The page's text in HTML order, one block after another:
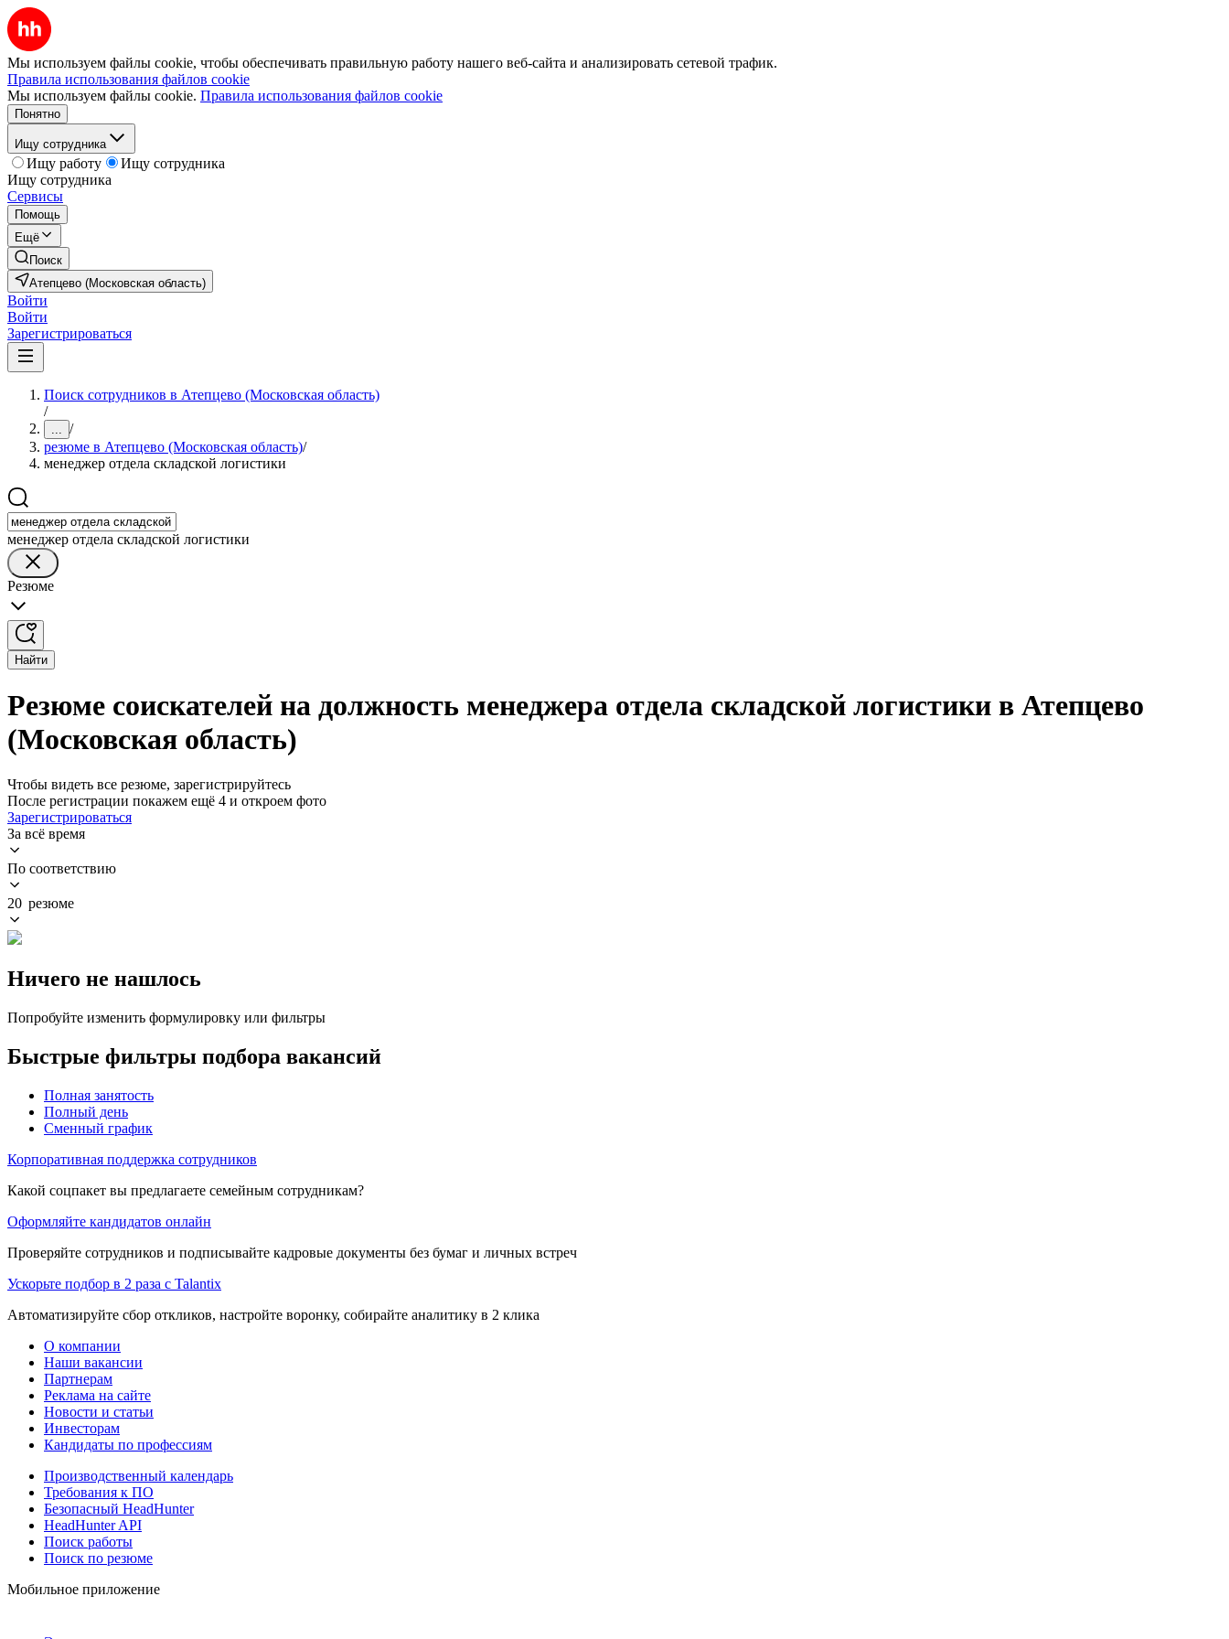
Мы используем файлы cookie, чтобы обеспечивать правильную работу нашего веб-сайта и анализировать сетевой трафик.
Правила использования файлов cookie
Мы используем файлы cookie. Правила использования файлов cookie
Понятно
Ищу сотрудника
Ищу работу
Ищу сотрудника
Ищу сотрудника
Сервисы
Помощь
Ещё
Поиск
Атепцево (Московская область)
Войти
Войти
Зарегистрироваться
Поиск сотрудников в Атепцево (Московская область)
/
... /
резюме в Атепцево (Московская область)/
менеджер отдела складской логистики
менеджер отдела складской логистики
Резюме
Найти
Резюме соискателей на должность менеджера отдела складской логистики в Атепцево
(Московская область)
Чтобы видеть все резюме, зарегистрируйтесь
После регистрации покажем ещё 4 и откроем фото
Зарегистрироваться
За всё время
По соответствию
20 резюме
Ничего не нашлось
Попробуйте изменить формулировку или фильтры
Быстрые фильтры подбора вакансий
Полная занятость
Полный день
Сменный график
Корпоративная поддержка сотрудников
Какой соцпакет вы предлагаете семейным сотрудникам?
Оформляйте кандидатов онлайн
Проверяйте сотрудников и подписывайте кадровые документы без бумаг и личных встреч
Ускорьте подбор в 2 раза с Talantix
Автоматизируйте сбор откликов, настройте воронку, собирайте аналитику в 2 клика
О компании
Наши вакансии
Партнерам
Реклама на сайте
Новости и статьи
Инвесторам
Кандидаты по профессиям
Производственный календарь
Требования к ПО
Безопасный HeadHunter
HeadHunter API
Поиск работы
Поиск по резюме
Мобильное приложение